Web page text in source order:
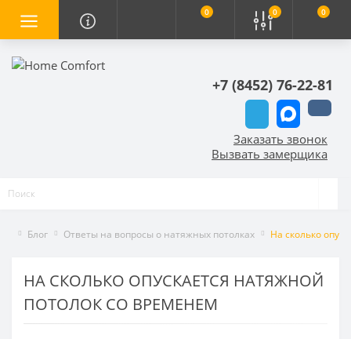
0 0 0
+7 (8452) 76-22-81
Заказать звонок
Вызвать замерщика
Блог Ответы на вопросы о натяжных потолках На сколько
НА СКОЛЬКО ОПУСКАЕТСЯ НАТЯЖНОЙ
ПОТОЛОК СО ВРЕМЕНЕМ